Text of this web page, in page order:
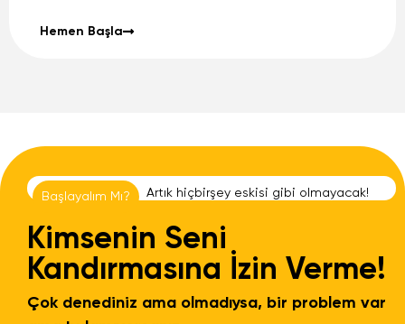
Hemen Başla
Başlayalım Mı? Artı k hiçbirşey es kisi gi bi o mayaca k!
Kimsenin Seni
Kandırmasına İzin Verme!
Çok denediniz ama olmadıysa, bir problem var